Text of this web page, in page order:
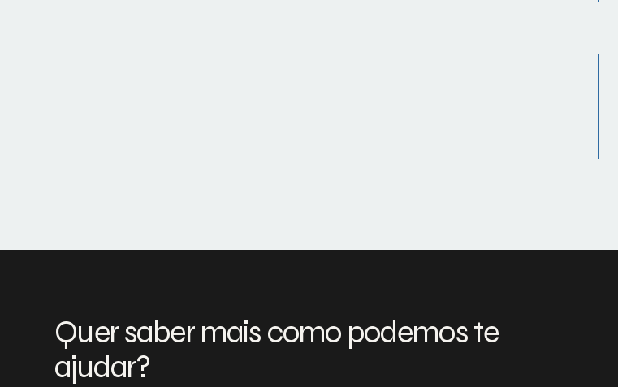
Quer saber mais como podemos te
ajudar?